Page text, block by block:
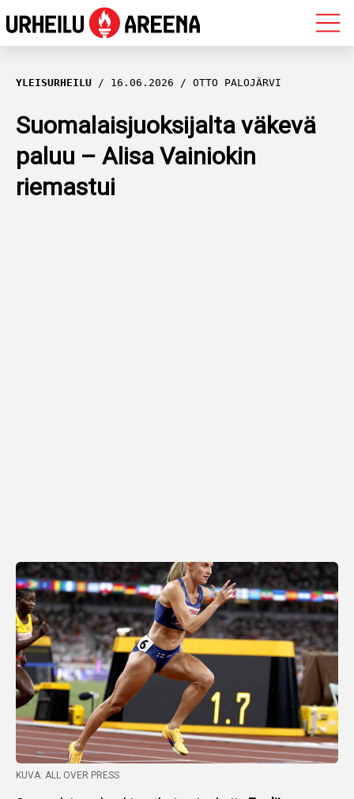
OLYMPIALAISET
MAASTOHIIHTO
AMPUMAHIIHTO
YLEISURHEILU
YLEISURHEILU 16.06.2026 OTTO PALOJÄRVI
Suomalaisjuoksijalta väkevä
paluu – Alisa Vainiokin
riemastui
KUVA: ALL OVER PRESS